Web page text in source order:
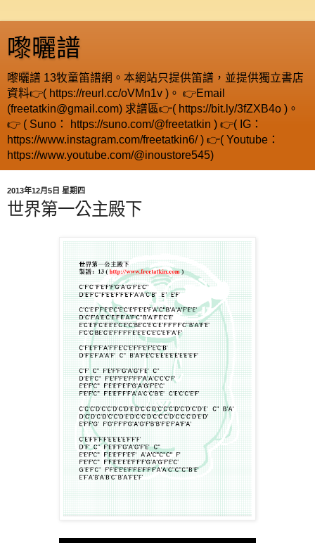
嚟曬譜
嚟曬譜 13牧童笛譜網。本網站只提供笛譜，並提供獨立書店
資料👉( https://reurl.cc/oVMn1v )。 👉Email
(freetatkin@gmail.com) 求譜區👉( https://bit.ly/3fZXB4o )。
👉 ( Suno： https://suno.com/@freetatkin ) 👉( IG：
https://www.instagram.com/freetatkin6/ ) 👉( Youtube：
https://www.youtube.com/@inoustore545)
2013年12月5日 星期四
世界第一公主殿下